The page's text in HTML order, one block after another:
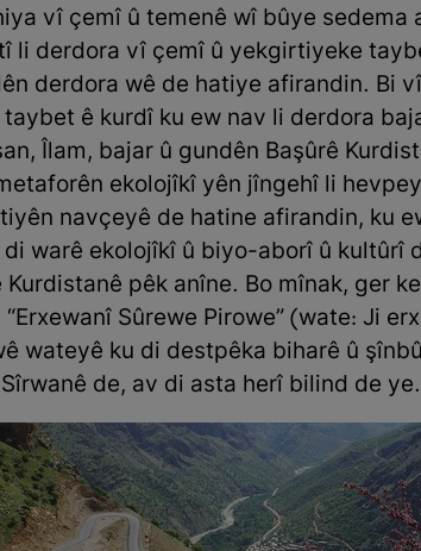
vî çemî û temenê wî bûye sedema
li derdora vî çemî û yekgirtiyeke
derdora wê de hatiye afirandin. Bi
ê kurdî ku ew nav li derdora
Îlam, bajar û gundên Başûrê
ekolojîkî yên jîngehî li
navçeyê de hatine afirandin, ku
warê ekolojîkî û biyo-aborî û kultûrî
Kurdistanê pêk anîne. Bo mînak, ger
Sûrewe Pirowe” (wate: Ji
wateyê ku di destpêka biharê û
de, av di asta herî bilind de ye.